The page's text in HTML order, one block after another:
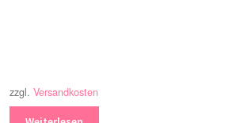
zzgl.Versandkosten